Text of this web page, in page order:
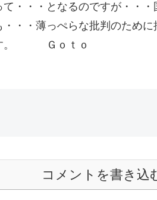
・・・となるのですが・・
・・薄っぺらな批判のため
す。 Ｇｏｔｏ
コメントを書き込